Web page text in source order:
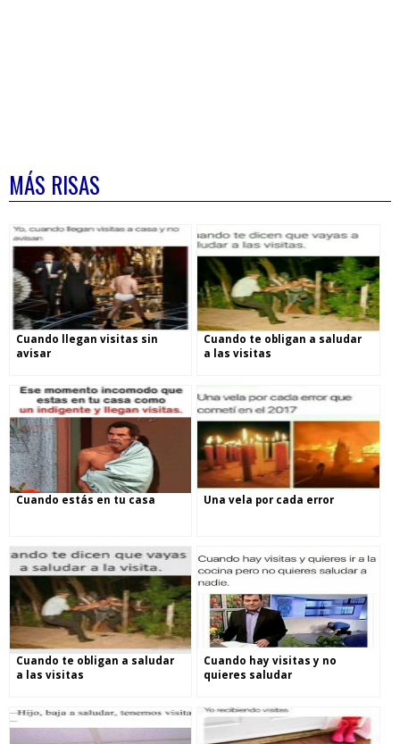
MÁS RISAS
Cuando llegan visitas sin
avisar
Cuando te obligan a saludar
a las visitas
Cuando estás en tu casa Una vela por cada error
Cuando te obligan a saludar
a las visitas
Cuando hay visitas y no
quieres saludar